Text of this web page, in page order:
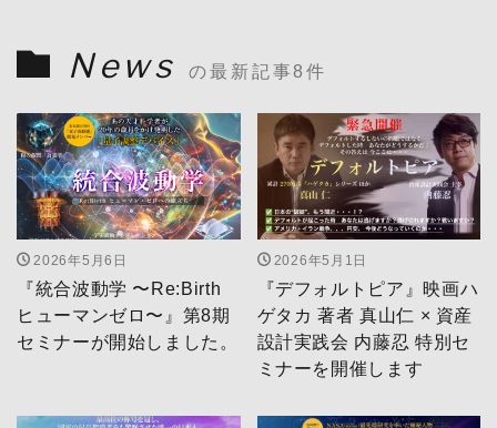
News の最新記事8件
2026年5月6日
『統合波動学 〜Re:Birth
ヒューマンゼロ〜』第8期
セミナーが開始しました。
2026年5月1日
『デフォルトピア』映画ハ
ゲタカ 著者 真山仁 × 資産
設計実践会 内藤忍 特別セ
ミナーを開催します